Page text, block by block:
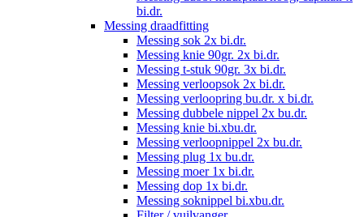
bi.dr.
Messing draadfitting
Messing sok 2x bi.dr.
Messing knie 90gr. 2x bi.dr.
Messing t-stuk 90gr. 3x bi.dr.
Messing verloopsok 2x bi.dr.
Messing verloopring bu.dr. x bi.dr.
Messing dubbele nippel 2x bu.dr.
Messing knie bi.xbu.dr.
Messing verloopnippel 2x bu.dr.
Messing plug 1x bu.dr.
Messing moer 1x bi.dr.
Messing dop 1x bi.dr.
Messing soknippel bi.xbu.dr.